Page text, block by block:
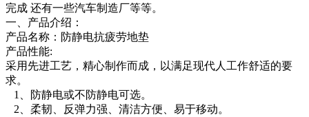
完成 还有一些汽车制造厂等等。
一、产品介绍：
产品名称：防静电抗疲劳地垫
产品性能:
采用先进工艺，精心制作而成，以满足现代人工作舒适的要
求。
1、防静电或不防静电可选。
2、柔韧、反弹力强、清洁方便、易于移动。